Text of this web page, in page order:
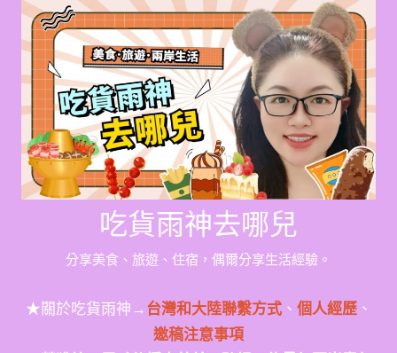
Skip
content
吃貨雨神去哪兒
分享美食、旅遊、住宿，偶爾分享生活經驗。
★關於吃貨雨神→台灣和大陸聯繫方式、 個人經歷、
邀稿注意事項